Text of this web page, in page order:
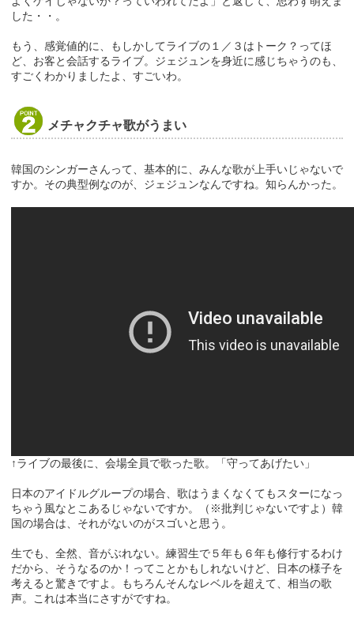
した・・。
もう、感覚値的に、もしかしてライブの１／３はトーク？ってほ
ど、お客と会話するライブ。ジェジュンを身近に感じちゃうのも、
すごくわかりましたよ、すごいわ。
メチャクチャ歌がうまい
韓国のシンガーさんって、基本的に、みんな歌が上手いじゃないで
すか。その典型例なのが、ジェジュンなんですね。知らんかった。
↑ライブの最後に、会場全員で歌った歌。「守ってあげたい」
日本のアイドルグループの場合、歌はうまくなくてもスターになっ
ちゃう風なとこあるじゃないですか。（※批判じゃないですよ）韓
国の場合は、それがないのがスゴいと思う。
生でも、全然、音がぶれない。練習生で５年も６年も修行するわけ
だから、そうなるのか！ってことかもしれないけど、日本の様子を
考えると驚きですよ。もちろんそんなレベルを超えて、相当の歌
声。これは本当にさすがですね。